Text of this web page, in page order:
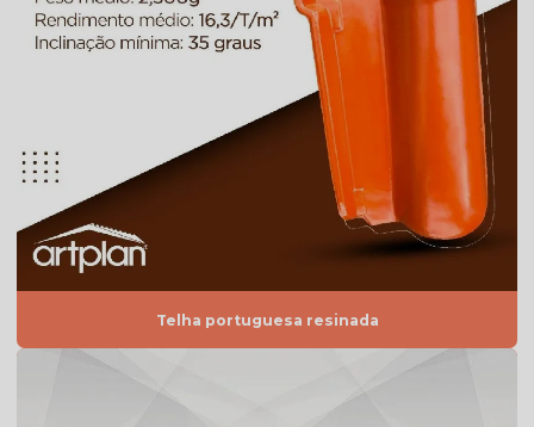
Telha de barro quadrada
Telha branca americana
Telha branca colonial
Telha branca esmaltada
Telha branca preço
Telha branca resinadaTelha portuguesa resinada